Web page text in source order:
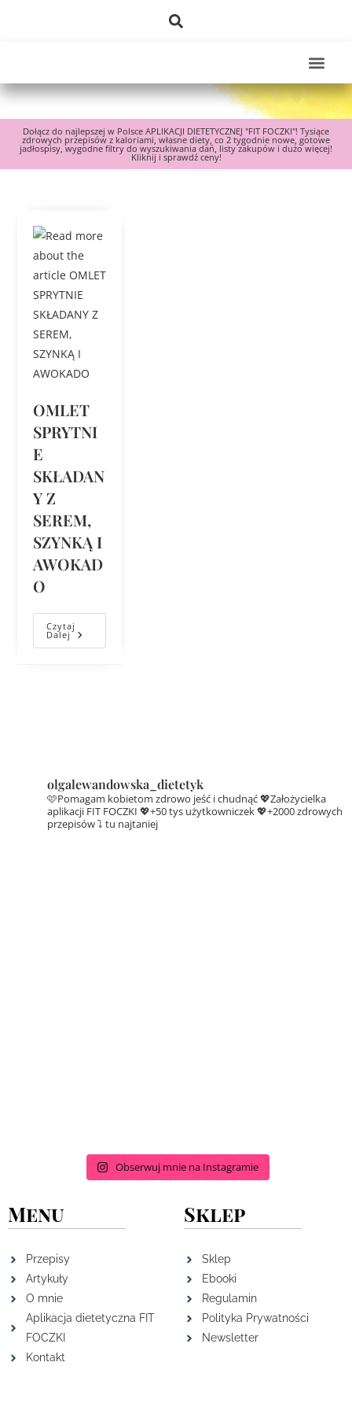
Dołącz do najlepszej w Polsce APLIKACJI DIETETYCZNEJ "FIT FOCZKI"! Tysiące
zdrowych przepisów z kaloriami, własne diety, co 2 tygodnie nowe, gotowe
jadłospisy, wygodne filtry do wyszukiwania dań, listy zakupów i dużo więcej!
Kliknij i sprawdź ceny!
OMLET
SPRYTNI
E
SKŁADAN
Y Z
SEREM,
SZYNKĄ I
AWOKAD
O
Czytaj
Dalej
olgalewandowska_dietetyk
🩷Pomagam kobietom zdrowo jeść i chudnąć💖Założycielka
aplikacji FIT FOCZKI 💖+50 tys użytkowniczek💖+2000 zdrowych
przepisów ⤵️ tu najtaniej
Obserwuj mnie na Instagramie
Menu
Przepisy
Artykuły
O mnie
Aplikacja dietetyczna FIT
FOCZKI
Kontakt
Sklep
Sklep
Ebooki
Regulamin
Polityka Prywatności
Newsletter